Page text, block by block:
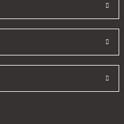
bulunuyor.
olmalı.